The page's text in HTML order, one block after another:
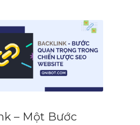
– Một Bước